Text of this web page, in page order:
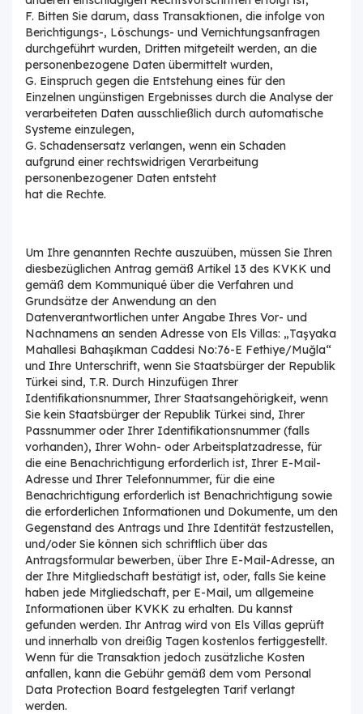
F. Bitten Sie darum, dass Transaktionen, die infolge von
Berichtigungs-, Löschungs- und Vernichtungsanfragen
durchgeführt wurden, Dritten mitgeteilt werden, an die
personenbezogene Daten übermittelt wurden,
G. Einspruch gegen die Entstehung eines für den
Einzelnen ungünstigen Ergebnisses durch die Analyse der
verarbeiteten Daten ausschließlich durch automatische
Systeme einzulegen,
G. Schadensersatz verlangen, wenn ein Schaden
aufgrund einer rechtswidrigen Verarbeitung
personenbezogener Daten entsteht
hat die Rechte.
Um Ihre genannten Rechte auszuüben, müssen Sie Ihren
diesbezüglichen Antrag gemäß Artikel 13 des KVKK und
gemäß dem Kommuniqué über die Verfahren und
Grundsätze der Anwendung an den
Datenverantwortlichen unter Angabe Ihres Vor- und
Nachnamens an senden Adresse von Els Villas: „Taşyaka
Mahallesi Bahaşıkman Caddesi No:76-E Fethiye/Muğla“
und Ihre Unterschrift, wenn Sie Staatsbürger der Republik
Türkei sind, T.R. Durch Hinzufügen Ihrer
Identifikationsnummer, Ihrer Staatsangehörigkeit, wenn
Sie kein Staatsbürger der Republik Türkei sind, Ihrer
Passnummer oder Ihrer Identifikationsnummer (falls
vorhanden), Ihrer Wohn- oder Arbeitsplatzadresse, für
die eine Benachrichtigung erforderlich ist, Ihrer E-Mail-
Adresse und Ihrer Telefonnummer, für die eine
Benachrichtigung erforderlich ist Benachrichtigung sowie
die erforderlichen Informationen und Dokumente, um den
Gegenstand des Antrags und Ihre Identität festzustellen,
und/oder Sie können sich schriftlich über das
Antragsformular bewerben, über Ihre E-Mail-Adresse, an
der Ihre Mitgliedschaft bestätigt ist, oder, falls Sie keine
haben jede Mitgliedschaft, per E-Mail, um allgemeine
Informationen über KVKK zu erhalten. Du kannst
gefunden werden. Ihr Antrag wird von Els Villas geprüft
und innerhalb von dreißig Tagen kostenlos fertiggestellt.
Wenn für die Transaktion jedoch zusätzliche Kosten
anfallen, kann die Gebühr gemäß dem vom Personal
Data Protection Board festgelegten Tarif verlangt
werden.